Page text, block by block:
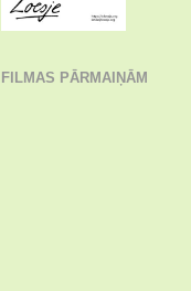
FILMAS PĀRMAIŅĀM